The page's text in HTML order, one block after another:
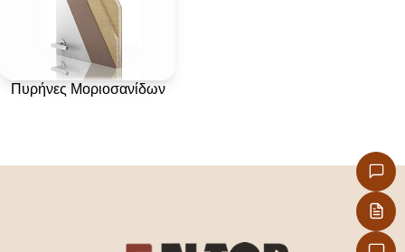
Πυρήνες Μοριοσανίδων